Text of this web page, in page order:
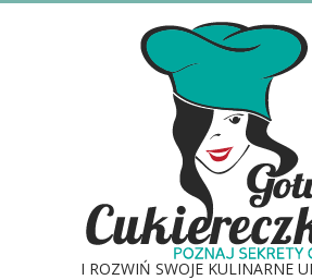
I ROZWIŃ SWOJE KULINARNE